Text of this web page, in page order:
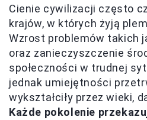
Cienie cywilizacji często
krajów, w których żyją
Wzrost problemów takich
oraz zanieczyszczenie
społeczności w trudnej
jednak umiejętności
wykształciły przez wieki,
Każde pokolenie